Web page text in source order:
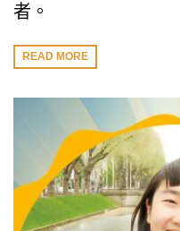
者。
READ MORE